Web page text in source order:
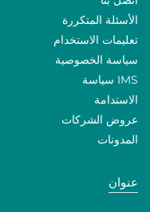
الأسئلة المتكررة
تعليمات الاستخدام
سياسة الخصوصية
IMS سياسة
الاستدامة
عروض الشركات
المدونات
عنوان